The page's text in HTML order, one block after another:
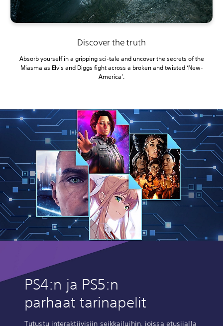
Discover the truth
Absorb yourself in a gripping sci-tale and uncover the secrets of the
Miasma as Elvis and Diggs fight across a broken and twisted ‘New-
America’.
PS4:n ja PS5:n
parhaat tarinapelit
Tutustu interaktiivisiin seikkailuihin, joissa etusijalla